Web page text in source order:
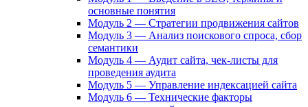
основные понятия
Модуль 2 — Стратегии продвижения сайтов
Модуль 3 — Анализ поискового спроса, сбор
семантики
Модуль 4 — Аудит сайта, чек-листы для
проведения аудита
Модуль 5 — Управление индексацией сайта
Модуль 6 — Технические факторы